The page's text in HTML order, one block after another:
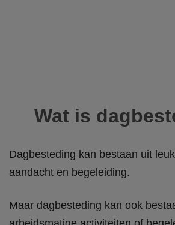
Wat is
Dagbesteding kan bestaan uit
aandacht en begeleiding.
Maar dagbesteding kan ook